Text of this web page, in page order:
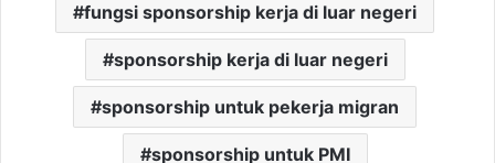
fungsi sponsorship kerja di luar negeri
sponsorship kerja di luar negeri
sponsorship untuk pekerja migran
sponsorship untuk PMI